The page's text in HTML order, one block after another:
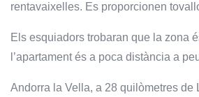
rentavaixelles. Es proporcionen
Els esquiadors trobaran que la zona
l’apartament és a poca distància a
Andorra la Vella, a 28 quilòmetres de